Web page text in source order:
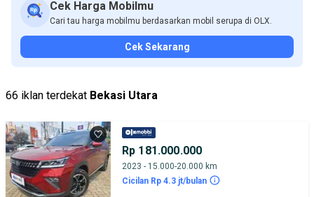
Cek Harga Mobilmu
Cari tau harga mobilmu berdasarkan mobil serupa di OLX.
Cek Sekarang
66 iklan terdekat Bekasi Utara
Rp 181.000.000
2023 - 15.000-20.000 km
Cicilan Rp 4.3 jt/bulan